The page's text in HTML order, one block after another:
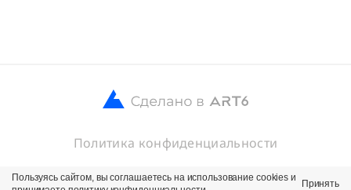
© 2026 ООО Кубанские Хлебцы
Политика конфиденциальности
Пользуясь сайтом, вы соглашаетесь на использование cookies и
Принять